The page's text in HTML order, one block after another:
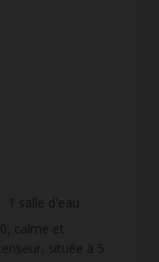
1 salle d'eau
calme et
située à 5